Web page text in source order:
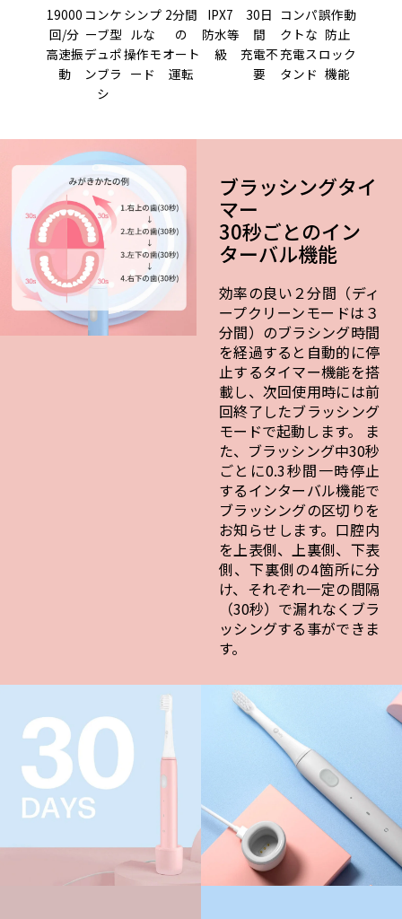
19000
回/分
高速振
動
コンケ
ーブ型
デュポ
ンブラ
シ
シンプ
ルな
操作モ
ード
2分間
の
オート
運転
IPX7
防水等
級
30日
間
充電不
要
コンパ
クトな
充電ス
タンド
誤作動
防止
ロック
機能
ブラッシングタイ
マー
30秒ごとのイン
ターバル機能
効率の良い２分間（ディ
ープクリーンモードは３
分間）のブラシング時間
を経過すると自動的に停
止するタイマー機能を搭
載し、次回使用時には前
回終了したブラッシング
モードで起動します。 ま
た、ブラッシング中30秒
ごとに0.3秒間一時停止
するインターバル機能で
ブラッシングの区切りを
お知らせします。口腔内
を上表側、上裏側、下表
側、下裏側の4箇所に分
け、それぞれ一定の間隔
（30秒）で漏れなくブラ
ッシングする事ができま
す。